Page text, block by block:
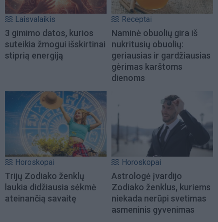
Laisvalaikis
3 gimimo datos, kurios
suteikia žmogui išskirtinai
stiprią energiją
Receptai
Naminė obuolių gira iš
nukritusių obuolių:
geriausias ir gardžiausias
gėrimas karštoms
dienoms
Horoskopai
Trijų Zodiako ženklų
laukia didžiausia sėkmė
ateinančią savaitę
Horoskopai
Astrologė įvardijo
Zodiako ženklus, kuriems
niekada nerūpi svetimas
asmeninis gyvenimas